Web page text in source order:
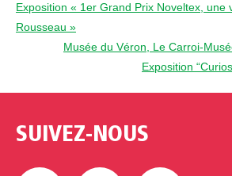
Exposition « 1er Grand Prix Noveltex, une
Rousseau »
Musée du Véron, Le Carroi-
Exposition
SUIVEZ-NOUS
Facebook Twitter